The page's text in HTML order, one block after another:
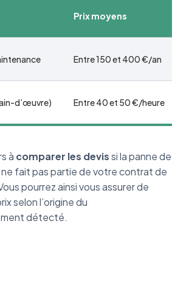
Prix moyens
Entre 150 et 400 €/an
d’œuvre) Entre 40 et 50 €/heure
à comparer les devissi la panne de
fait pas partie de votre contrat de
pourrez ainsi vous assurer de
selon l’origine du
détecté.